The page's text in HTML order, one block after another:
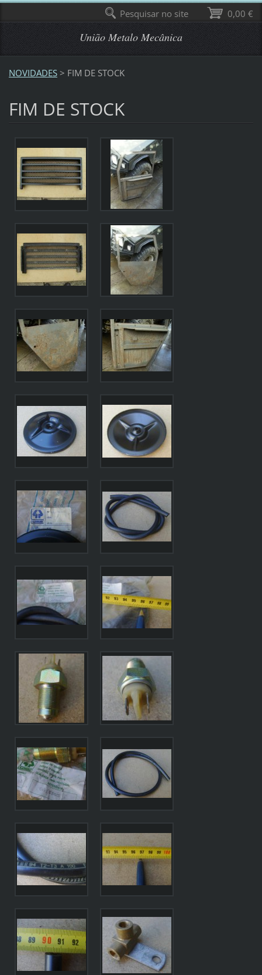
União Metalo Mecânica
NOVIDADES > FIM DE STOCK
FIM DE STOCK
0,00 €
Pesquisar no site